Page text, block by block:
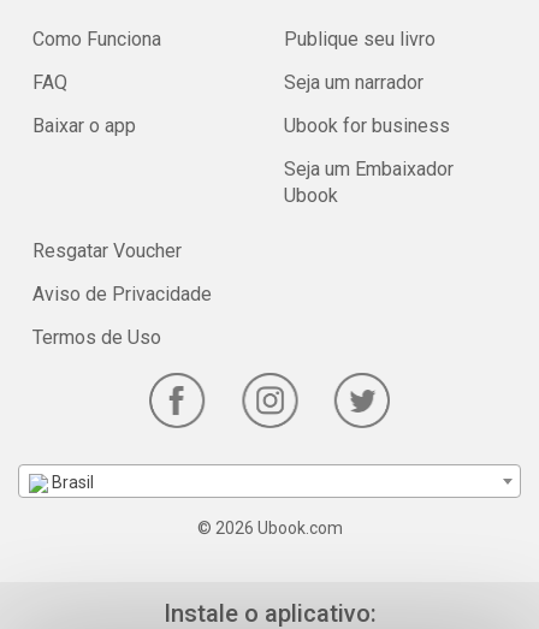
Como Funciona
FAQ
Baixar o app
Publique seu livro
Seja um narrador
Ubook for business
Seja um Embaixador
Ubook
Resgatar Voucher
Aviso de Privacidade
Termos de Uso
Brasil
© 2026 Ubook.com
Instale o aplicativo: